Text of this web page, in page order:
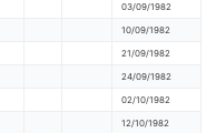
03/09/1982
10/09/1982
21/09/1982
24/09/1982
02/10/1982
12/10/1982